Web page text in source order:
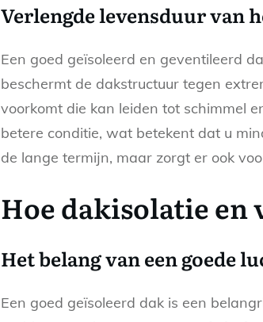
Verlengde levensduur van
Een goed geïsoleerd en geventileerd
beschermt de dakstructuur tegen
voorkomt die kan leiden tot schimmel
betere conditie, wat betekent dat u
de lange termijn, maar zorgt er ook
Hoe dakisolatie
Het belang van een goede
Een goed geïsoleerd dak is een